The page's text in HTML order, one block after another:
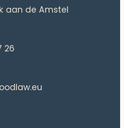
aan de Amstel
26